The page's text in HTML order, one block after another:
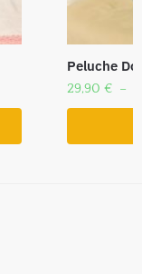
Peluche
29,90 € –